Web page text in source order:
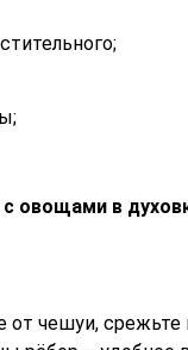
овощами в
от чешуи,